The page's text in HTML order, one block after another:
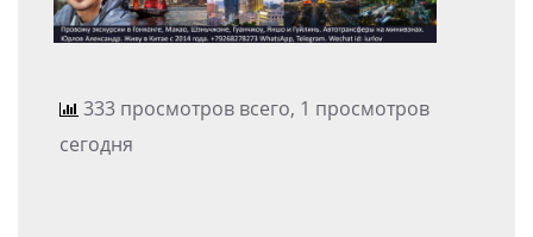
333 просмотров всего, 1 просмотров
сегодня